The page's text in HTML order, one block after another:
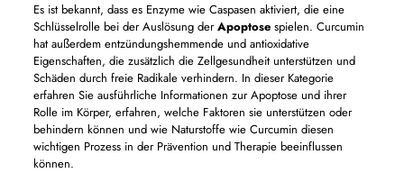
Es ist bekannt, dass es Enzyme wie Caspasen aktiviert, die eine
Schlüsselrolle bei der Auslösung derApoptosespielen. Curcumin
hat außerdem entzündungshemmende und antioxidative
Eigenschaften, die zusätzlich die Zellgesundheit unterstützen und
Schäden durch freie Radikale verhindern. In dieser Kategorie
erfahren Sie ausführliche Informationen zur Apoptose und ihrer
Rolle im Körper, erfahren, welche Faktoren sie unterstützen oder
behindern können und wie Naturstoffe wie Curcumin diesen
wichtigen Prozess in der Prävention und Therapie beeinflussen
können.